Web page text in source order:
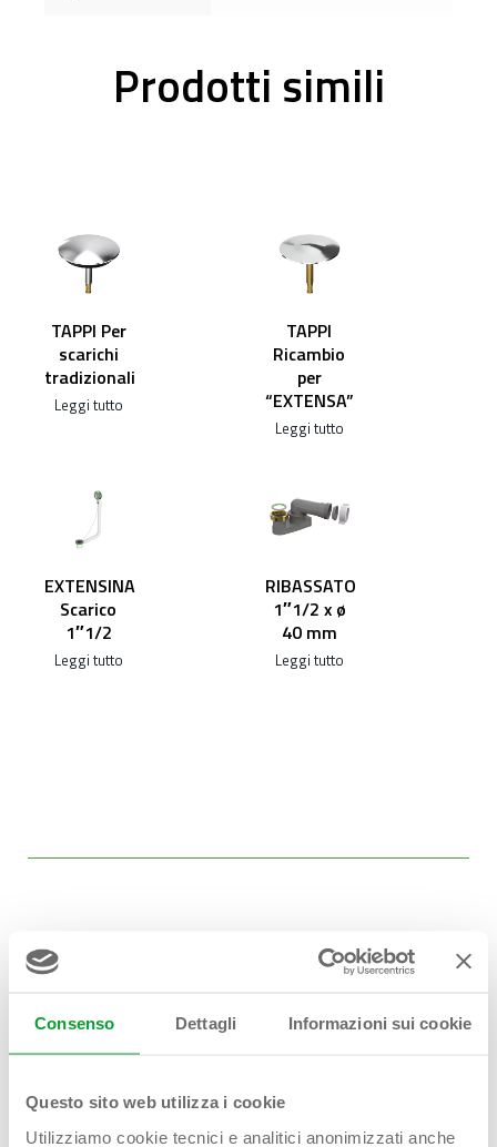
Consenso Dettagli Informazioni sui cookie
Questo sito web utilizza i cookie
Utilizziamo cookie tecnici e analitici anonimizzati anche
Prodotti simili
TAPPI Per
scarichi
tradizionali
Leggi tutto
TAPPI
Ricambio
per
“EXTENSA”
Leggi tutto
EXTENSINA
Scarico
1″1/2
Leggi tutto
RIBASSATO
1″1/2 x ø
40 mm
Leggi tutto
Hai bisogno di
Contattaci!